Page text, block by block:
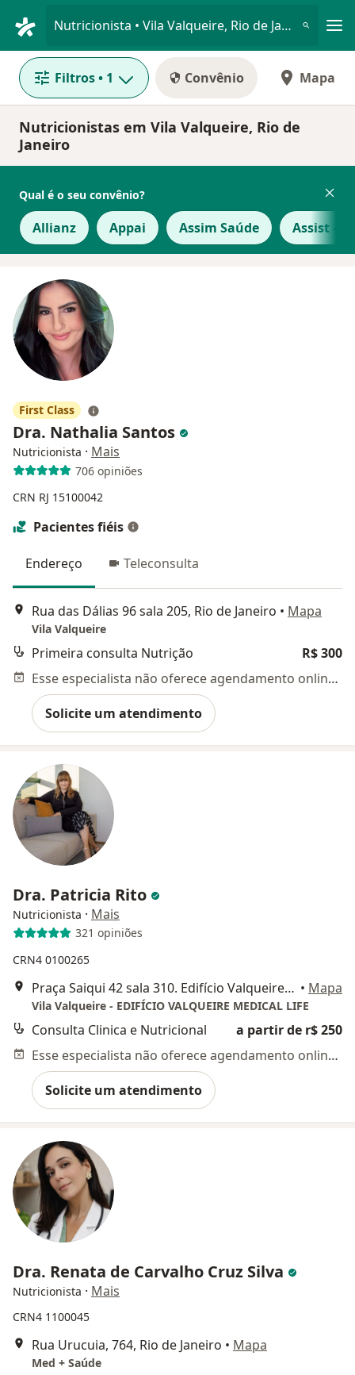
Nutricionista • Vila Valqueire, Rio de Janeiro, Rio de Janeiro RJ
Filtros• 1 Convênio Mapa
Nutricionistas em Vila Valqueire, Rio de
Janeiro
Qual é o seu convênio?
Allianz Appai Assim Saúde Assist -
First Class
Dra. Nathalia Santos
Nutricionista · Mais
706 opiniões
CRN RJ 15100042
Pacientes fiéis
Endereço Teleconsulta
Rua das Dálias 96 sala 205, Rio de Janeiro • Mapa
Vila Valqueire
Primeira consulta Nutrição
R$ 300
Esse especialista não oferece agendamento online para esse endereço.
Solicite um atendimento
Dra. Patricia Rito
Nutricionista · Mais
321 opiniões
CRN4 0100265
Praça Saiqui 42 sala 310. Edifício Valqueire Medical Life., Rio de Janeiro • Mapa
Vila Valqueire - EDIFÍCIO VALQUEIRE MEDICAL LIFE
Consulta Clinica e Nutricional
a partir de r$ 250
Esse especialista não oferece agendamento online para esse endereço.
Solicite um atendimento
Dra. Renata de Carvalho Cruz Silva
Nutricionista · Mais
CRN4 1100045
Rua Urucuia, 764, Rio de Janeiro • Mapa
Med + Saúde